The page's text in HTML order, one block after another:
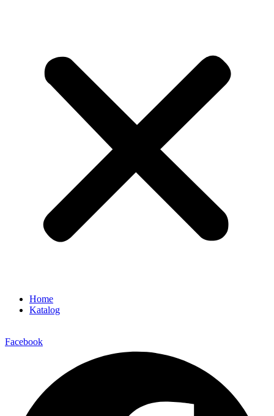
Home
Katalog
Facebook